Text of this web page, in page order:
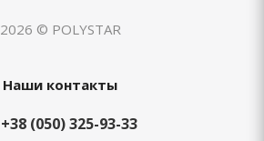
2026 © POLYSTAR
Наши контакты
+38 (050) 325-93-33